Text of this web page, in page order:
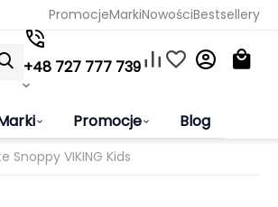
PromocjeMarkiNowościBestsellery
+48 727 777 739
Promocje Blog
VIKING Kids